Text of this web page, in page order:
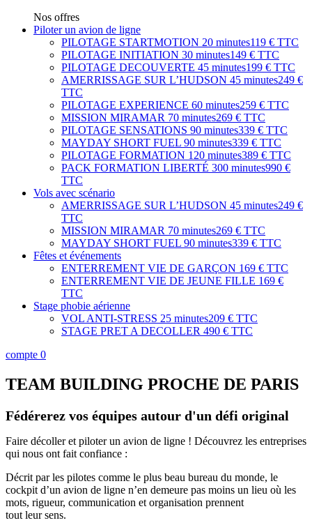
Nos offres
Piloter un avion de ligne
PILOTAGE STARTMOTION 20 minutes119 € TTC
PILOTAGE INITIATION 30 minutes149 € TTC
PILOTAGE DECOUVERTE 45 minutes199 € TTC
AMERRISSAGE SUR L’HUDSON 45 minutes249 €
TTC
PILOTAGE EXPERIENCE 60 minutes259 € TTC
MISSION MIRAMAR 70 minutes269 € TTC
PILOTAGE SENSATIONS 90 minutes339 € TTC
MAYDAY SHORT FUEL 90 minutes339 € TTC
PILOTAGE FORMATION 120 minutes389 € TTC
PACK FORMATION LIBERTÉ 300 minutes990 €
TTC
Vols avec scénario
AMERRISSAGE SUR L’HUDSON 45 minutes249 €
TTC
MISSION MIRAMAR 70 minutes269 € TTC
MAYDAY SHORT FUEL 90 minutes339 € TTC
Fêtes et événements
ENTERREMENT VIE DE GARÇON 169 € TTC
ENTERREMENT VIE DE JEUNE FILLE 169 €
TTC
Stage phobie aérienne
VOL ANTI-STRESS 25 minutes209 € TTC
STAGE PRET A DECOLLER 490 € TTC
compte 0
TEAM BUILDING PROCHE DE PARIS
Fédérerez vos équipes autour d'un défi original
Faire décoller et piloter un avion de ligne ! Découvrez les entreprises
qui nous ont fait confiance :
Décrit par les pilotes comme le plus beau bureau du monde, le
cockpit d’un avion de ligne n’en demeure pas moins un lieu où les
mots, rigueur, communication et organisation prennent
tout leur sens.